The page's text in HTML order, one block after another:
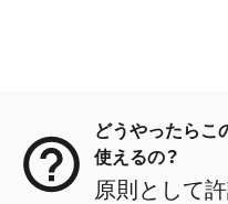
どうやったらこ
使えるの？
原則として